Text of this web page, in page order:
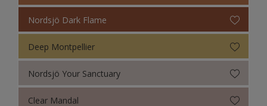
Nordsjö Dark Flame
Deep Montpellier
Nordsjö Your Sanctuary
Clear Mandal